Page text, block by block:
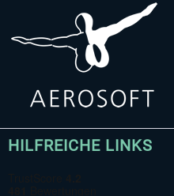
HILFREICHE LINKS